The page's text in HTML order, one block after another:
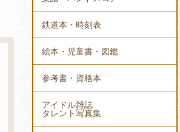
鉄道本・時刻表
絵本・児童書・図鑑
参考書・資格本
アイドル雑誌
タレント写真集